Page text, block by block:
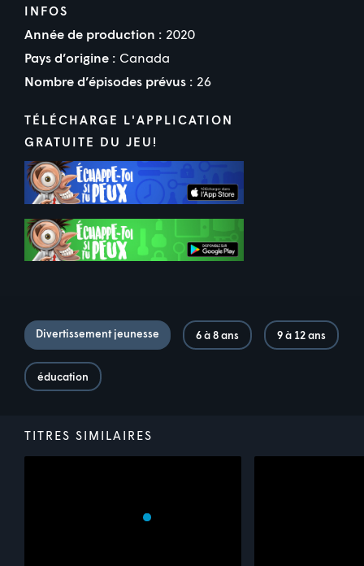
INFOS
Année de production : 2020
Pays d’origine : Canada
Nombre d’épisodes prévus : 26
TÉLÉCHARGE L'APPLICATION
GRATUITE DU JEU!
Divertissement jeunesse 6 à 8 ans 9 à 12 ans
éducation
TITRES SIMILAIRES